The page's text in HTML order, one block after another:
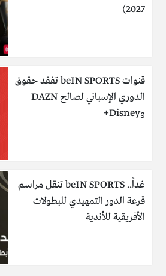
2027)
قنوات beIN SPORTS تفقد حقوق
الدوري الإسباني لصالح DAZN
وDisney+
غداً.. beIN SPORTS تنقل مراسم
قرعة الدور التمهيدي للبطولات
الأفريقية للأندية